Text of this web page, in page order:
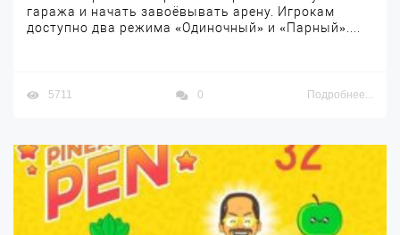
гаража и начать завоёвывать арену. Игрокам
доступно два режима «Одиночный» и «Парный»....
5711 0 Подробнее...